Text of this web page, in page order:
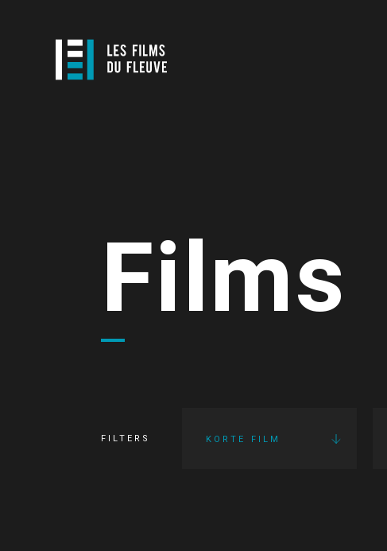
Films
FILTERS KORTE FILM